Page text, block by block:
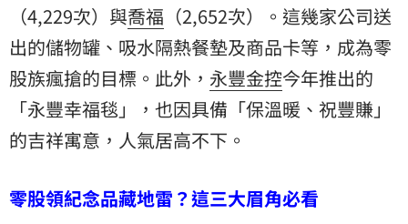
（4,229次）與喬福 （2,652次）。這幾家公司送
出的儲物罐、吸水隔熱餐墊及商品卡等，成為零
股族瘋搶的目標。此外， 永豐金控今年推出的
「永豐幸福毯」，也因具備「保溫暖、祝豐賺」
的吉祥寓意，人氣居高不下。
零股領紀念品藏地雷？這三大眉角必看